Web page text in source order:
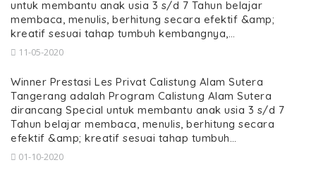
untuk membantu anak usia 3 s/d 7 Tahun belajar
membaca, menulis, berhitung secara efektif &amp;
kreatif sesuai tahap tumbuh kembangnya,…
11-05-2020
Winner Prestasi Les Privat Calistung Alam Sutera
Tangerang adalah Program Calistung Alam Sutera
dirancang Special untuk membantu anak usia 3 s/d 7
Tahun belajar membaca, menulis, berhitung secara
efektif &amp; kreatif sesuai tahap tumbuh…
01-10-2020